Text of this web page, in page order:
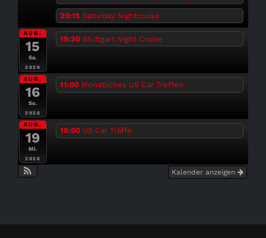
20:15 Saturday Nightcruise
AUG.
15
Sa.
2026
19:30 Stuttgart Night Cruise
AUG.
16
So.
2026
11:00 Monatliches US Car Treffen
AUG.
19
Mi.
2026
18:00 US Car Träffe
Kalender anzeigen